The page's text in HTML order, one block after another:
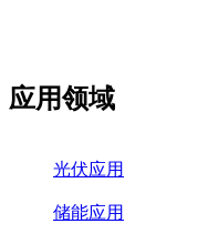
应用领域
光伏应用
储能应用